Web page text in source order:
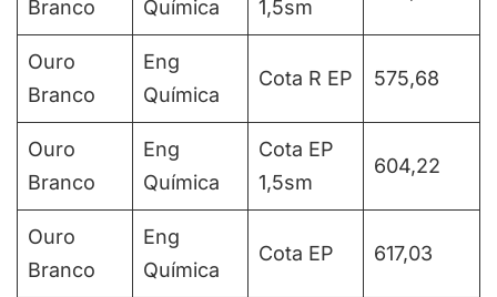
Branco
Química
1,5sm
Ouro
Branco
Eng
Química
Cota R EP 575,68
Ouro
Branco
Eng
Química
Cota EP
1,5sm
604,22
Ouro
Branco
Eng
Química
Cota EP 617,03